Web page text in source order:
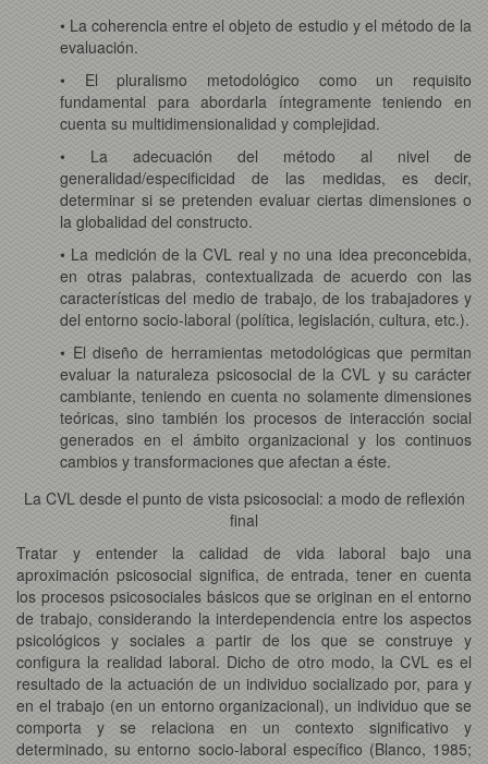
• La coherencia entre el objeto de estudio y el método de la
evaluación.
• El pluralismo metodológico como un requisito
fundamental para abordarla íntegramente teniendo en
cuenta su multidimensionalidad y complejidad.
• La adecuación del método al nivel de
generalidad/especificidad de las medidas, es decir,
determinar si se pretenden evaluar ciertas dimensiones o
la globalidad del constructo.
• La medición de la CVL real y no una idea preconcebida,
en otras palabras, contextualizada de acuerdo con las
características del medio de trabajo, de los trabajadores y
del entorno socio-laboral (política, legislación, cultura, etc.).
• El diseño de herramientas metodológicas que permitan
evaluar la naturaleza psicosocial de la CVL y su carácter
cambiante, teniendo en cuenta no solamente dimensiones
teóricas, sino también los procesos de interacción social
generados en el ámbito organizacional y los continuos
cambios y transformaciones que afectan a éste.
La CVL desde el punto de vista psicosocial: a modo de reflexión
final
Tratar y entender la calidad de vida laboral bajo una
aproximación psicosocial significa, de entrada, tener en cuenta
los procesos psicosociales básicos que se originan en el entorno
de trabajo, considerando la interdependencia entre los aspectos
psicológicos y sociales a partir de los que se construye y
configura la realidad laboral. Dicho de otro modo, la CVL es el
resultado de la actuación de un individuo socializado por, para y
en el trabajo (en un entorno organizacional), un individuo que se
comporta y se relaciona en un contexto significativo y
determinado, su entorno socio-laboral específico (Blanco, 1985;